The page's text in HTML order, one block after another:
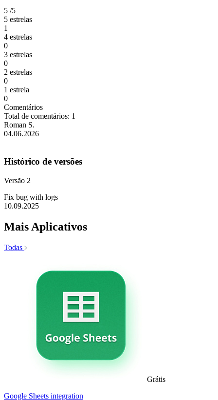
5 /5
5 estrelas
1
4 estrelas
0
3 estrelas
0
2 estrelas
0
1 estrela
0
Comentários
Total de comentários: 1
Roman S.
04.06.2026
Histórico de versões
Versão 2
Fix bug with logs
10.09.2025
Mais Aplicativos
Todas
Grátis
Google Sheets integration